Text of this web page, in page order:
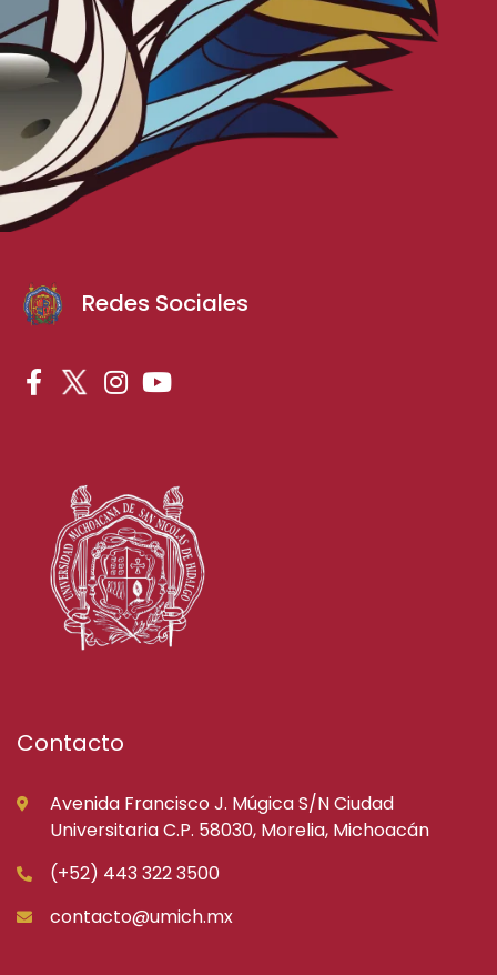
Redes Sociales
Contacto
Avenida Francisco J. Múgica S/N Ciudad
Universitaria C.P. 58030, Morelia, Michoacán
(+52) 443 322 3500
contacto@umich.mx